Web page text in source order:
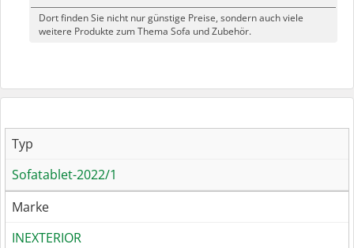
Dort finden Sie nicht nur günstige Preise, sondern auch viele
weitere Produkte zum Thema Sofa und Zubehör.
Typ
Sofatablet-2022/1
Marke
INEXTERIOR